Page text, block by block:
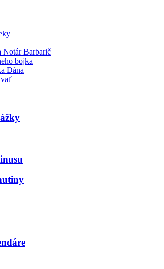
Notár Barbarič
bojka
Dána